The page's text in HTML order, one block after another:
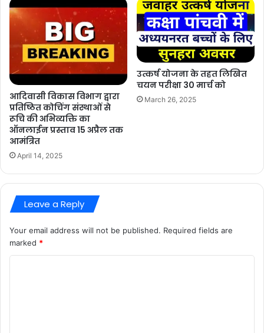
आदिवासी विकास विभाग द्वारा
प्रतिष्ठित कोचिंग संस्थाओं से
रूचि की अभिव्यक्ति का
ऑनलाईन प्रस्ताव 15 अप्रैल तक
आमंत्रित
April 14, 2025
उत्कर्ष योजना के तहत लिखित
चयन परीक्षा 30 मार्च को
March 26, 2025
Leave a Reply
Your email address will not be published. Required fields are
marked *